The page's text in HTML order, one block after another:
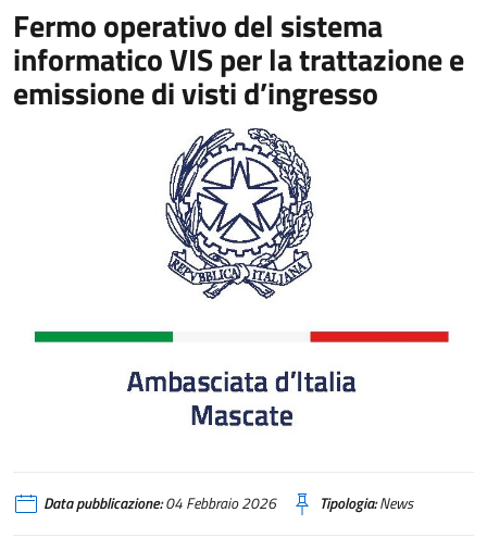
Fermo operativo del sistema
informatico VIS per la trattazione e
emissione di visti d’ingresso
Data pubblicazione:04 Febbraio 2026 Tipologia:News